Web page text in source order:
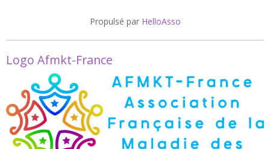
Propulsé par HelloAsso
Logo Afmkt-France